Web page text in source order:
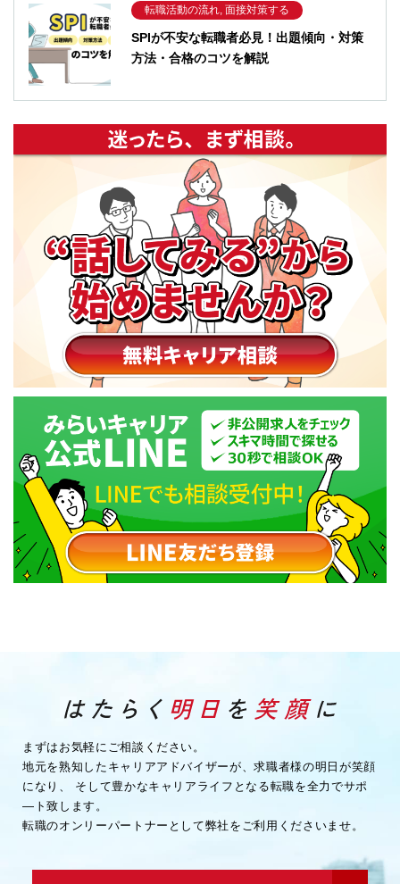
転職活動の流れ, 面接対策する
SPIが不安な転職者必見！出題傾向・対策
方法・合格のコツを解説
まずはお気軽にご相談ください。
地元を熟知したキャリアアドバイザーが、求職者様の明日が笑顔
になり、
そして豊かなキャリアライフとなる転職を全力でサポ
―ト致します。
転職のオンリーパートナーとして弊社をご利用くださいませ。